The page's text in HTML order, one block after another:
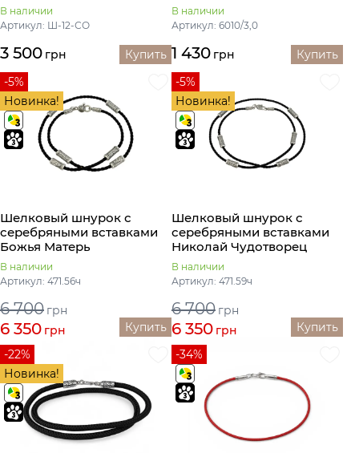
В наличии
Артикул: Ш-12-СО
3 500 грн Купить
В наличии
Артикул: 6010/3,0
1 430 грн
Купить
-5%
Новинка!
Шелковый шнурок с
серебряными вставками
Божья Матерь
В наличии
Артикул: 471.56ч
6 700 грн
6 350 грн Купить
-5%
Новинка!
Шелковый шнурок с
серебряными вставками
Николай Чудотворец
В наличии
Артикул: 471.59ч
6 700 грн
6 350 грн
Купить
-22%
Новинка!
-34%